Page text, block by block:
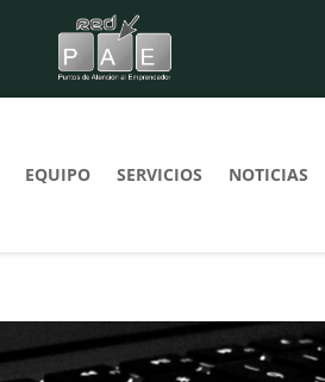
EQUIPO SERVICIOS NOTICIAS